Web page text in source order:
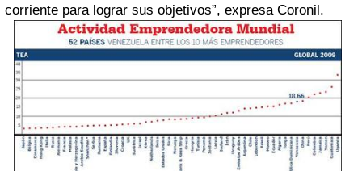
corriente para lograr sus objetivos”, expresa Coronil.